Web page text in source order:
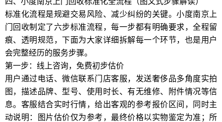
标准化流程是规避交易风险、减少纠纷的关键。小度南京上
门回收制定了六步标准流程，每一步都有明确要求，全程留
痕、透明规范，下面为大家详细拆解每一个环节，也是用户
会完整经历的服务步骤。
第一步：线上咨询，免费初步估价
用户通过电话、微信联系门店客服，发送奢侈品多角度实拍
图，描述品牌、型号、使用时长、有无维修、附件情况等信
息。客服结合实时行情，给出客观的参考报价区间，同时主
动说明：图片估价仅为参考，最终价格以实物鉴定为准；所